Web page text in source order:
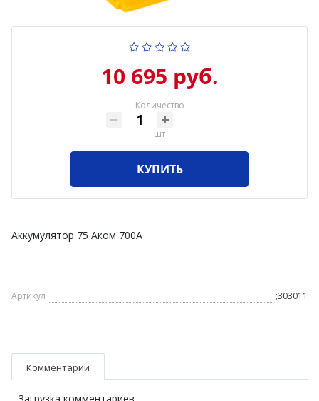
10 695 руб.
Количество
шт
КУПИТЬ
Аккумулятор 75 Аком 700А
Артикул ;303011
Комментарии